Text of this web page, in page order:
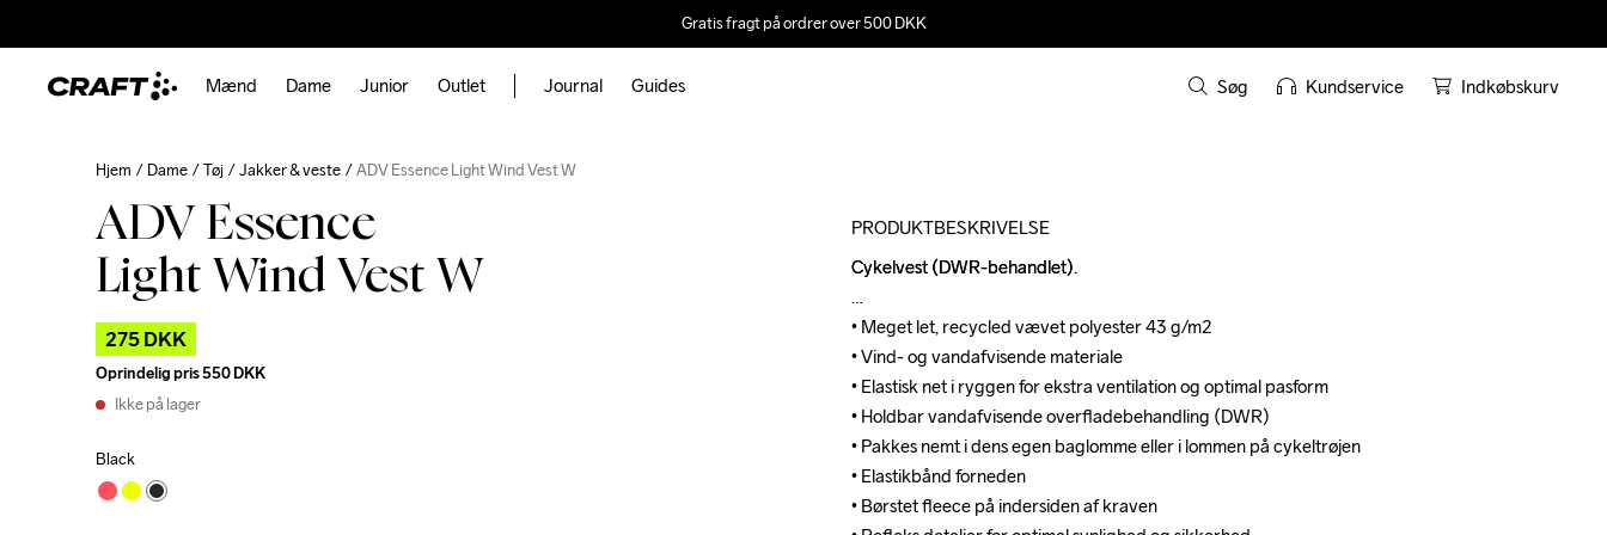
Gratis fragt på ordrer over 500 DKK
Mænd Dame Junior Outlet Journal Guides Søg Kundservice Indkøbskurv
Hjem Dame Tøj Jakker & veste ADV Essence Light Wind Vest W
ADV Essence
Light Wind Vest W
275 DKK
Oprindelig pris550 DKK
Ikke på lager
Black
PRODUKTBESKRIVELSE
Cykelvest (DWR-behandlet).
• Meget let, recycled vævet polyester 43 g/m2
• Vind- og vandafvisende materiale
• Elastisk net i ryggen for ekstra ventilation og optimal pasform
• Holdbar vandafvisende overfladebehandling (DWR)
• Pakkes nemt i dens egen baglomme eller i lommen på cykeltrøjen
• Elastikbånd forneden
• Børstet fleece på indersiden af kraven
Cykelvest (DWR-behandlet).
• Meget let, recycled vævet polyester 43 g/m2
• Vind- og vandafvisende materiale
• Elastisk net i ryggen for ekstra ventilation og optimal pasform
• Holdbar vandafvisende overfladebehandling (DWR)
• Pakkes nemt i dens egen baglomme eller i lommen på cykeltrøjen
• Elastikbånd forneden
• Børstet fleece på indersiden af kraven